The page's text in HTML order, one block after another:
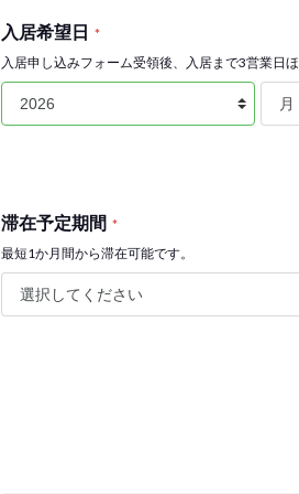
入居希望日 *
入居申し込みフォーム受領後、入居まで3営業日ほ
滞在予定期間 *
最短1か月間から滞在可能です。